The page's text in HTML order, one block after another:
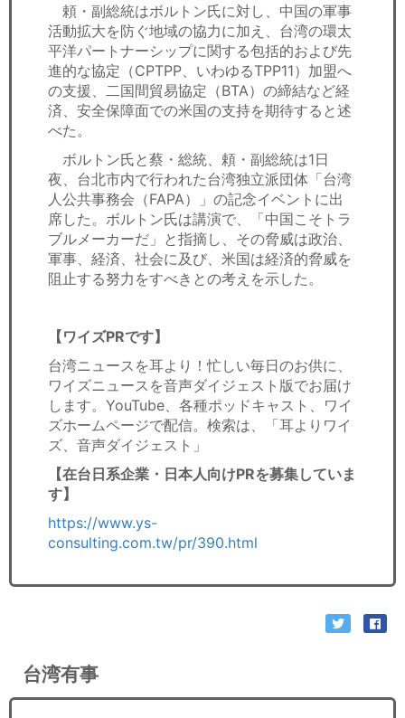
頼・副総統はボルトン氏に対し、中国の軍事
活動拡大を防ぐ地域の協力に加え、台湾の環太
平洋パートナーシップに関する包括的および先
進的な協定（CPTPP、いわゆるTPP11）加盟へ
の支援、二国間貿易協定（BTA）の締結など経
済、安全保障面での米国の支持を期待すると述
べた。
ボルトン氏と蔡・総統、頼・副総統は1日
夜、台北市内で行われた台湾独立派団体「台湾
人公共事務会（FAPA）」の記念イベントに出
席した。ボルトン氏は講演で、「中国こそトラ
ブルメーカーだ」と指摘し、その脅威は政治、
軍事、経済、社会に及び、米国は経済的脅威を
阻止する努力をすべきとの考えを示した。
【ワイズPRです】
台湾ニュースを耳より！忙しい毎日のお供に、
ワイズニュースを音声ダイジェスト版でお届け
します。YouTube、各種ポッドキャスト、ワイ
ズホームページで配信。検索は、「耳よりワイ
ズ、音声ダイジェスト」
【在台日系企業・日本人向けPRを募集していま
す】
https://www.ys-
consulting.com.tw/pr/390.html
台湾有事